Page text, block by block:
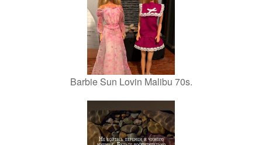
Barbie Sun Lovin Malibu 70s.